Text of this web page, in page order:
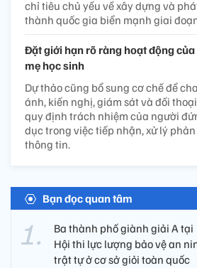
chỉ tiêu chủ yếu về xây dựng và
thành quốc gia biển mạnh giai
Đặt giới hạn rõ ràng hoạt động
mẹ học sinh
Dự thảo cũng bổ sung cơ chế để
ánh, kiến nghị, giám sát và đối
quy định trách nhiệm của người
dục trong việc tiếp nhận, xử lý
thông tin.
Bạn đọc quan tâm
Ba thành phố giành giải A tại
Hội thi lực lượng bảo vệ an
trật tự ở cơ sở giỏi toàn quốc